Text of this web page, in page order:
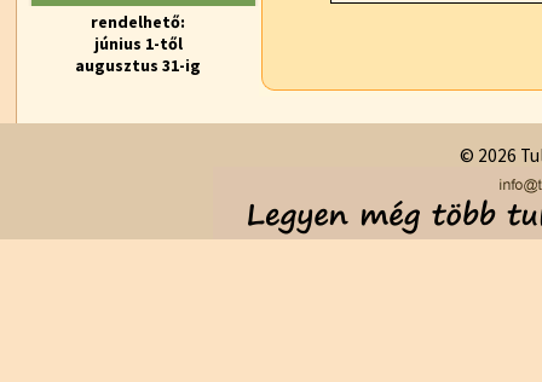
rendelhető:
június 1-től
augusztus 31-ig
© 2026